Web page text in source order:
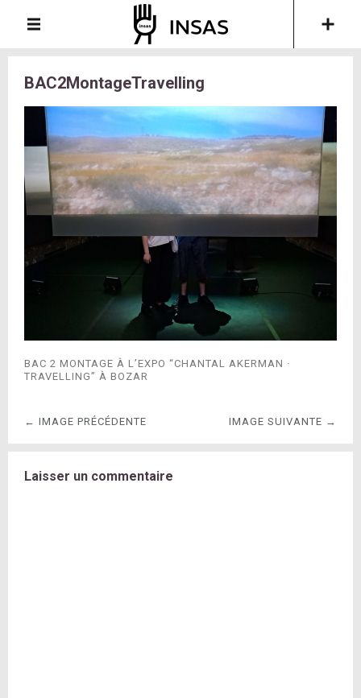
BAC2MontageTravelling
BAC 2 MONTAGE À L’EXPO “CHANTAL AKERMAN ·
TRAVELLING” À BOZAR
← IMAGE PRÉCÉDENTE IMAGE SUIVANTE →
Laisser un commentaire